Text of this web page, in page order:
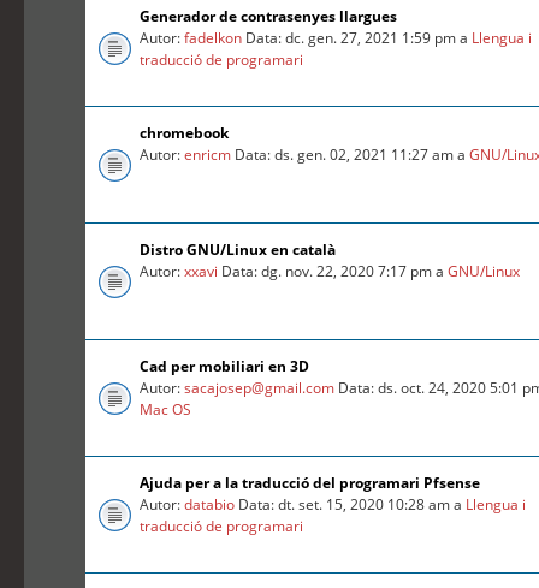
Generador de contrasenyes llargues
Autor:fadelkon Data: dc. gen. 27, 2021 1:59 pm a Llengua i
traducció de programari
chromebook
Autor:enricm Data: ds. gen. 02, 2021 11:27 am aGNU/
Distro GNU/Linux en català
Autor:xxavi Data: dg. nov. 22, 2020 7:17 pm aGNU/Linux
Cad per mobiliari en 3D
Autor:sacajosep@gmail.com Data: ds. oct. 24, 2020 5:01
Mac OS
Ajuda per a la traducció del programari Pfsense
Autor:databio Data: dt. set. 15, 2020 10:28 am a Llengua i
traducció de programari